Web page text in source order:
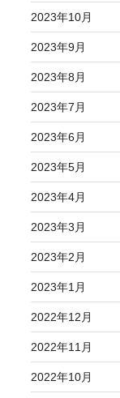
2023年10月
2023年9月
2023年8月
2023年7月
2023年6月
2023年5月
2023年4月
2023年3月
2023年2月
2023年1月
2022年12月
2022年11月
2022年10月